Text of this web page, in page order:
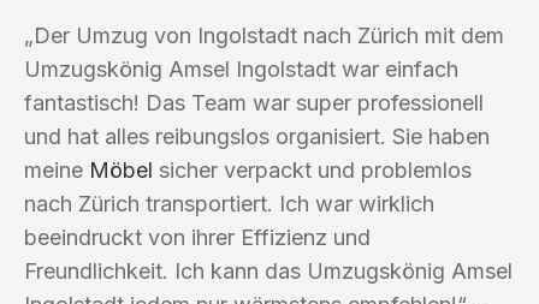
„Der Umzug von Ingolstadt nach Zürich mit dem
Umzugskönig Amsel Ingolstadt war einfach
fantastisch! Das Team war super professionell
und hat alles reibungslos organisiert. Sie haben
meine Möbel sicher verpackt und problemlos
nach Zürich transportiert. Ich war wirklich
beeindruckt von ihrer Effizienz und
Freundlichkeit. Ich kann das Umzugskönig Amsel